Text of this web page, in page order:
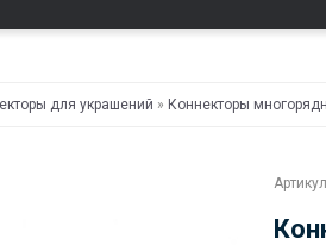
для украшений » Коннекторы